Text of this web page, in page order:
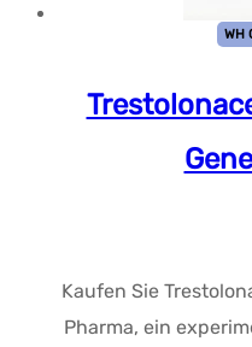
WH
Kaufen Sie
Pharma, ein